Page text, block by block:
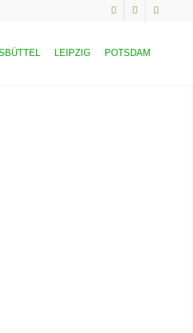
LEIPZIG POTSDAM